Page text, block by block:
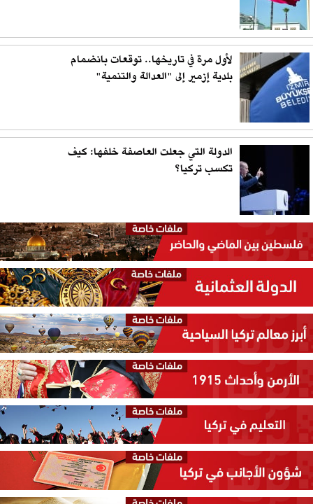
لأول مرة في تاريخها.. توقعات بانضمام
بلدية إزمير إلى "العدالة والتنمية"
الدولة التي جعلت العاصفة خلفها: كيف
تكسب تركيا؟